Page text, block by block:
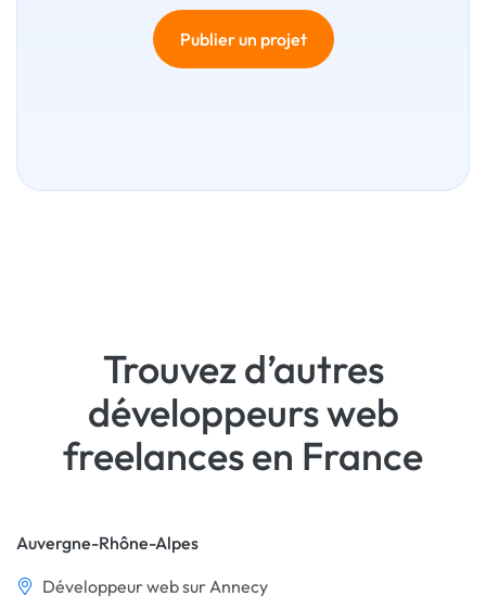
Publier un projet
Trouvez d’autres
développeurs web
freelances en France
Auvergne-Rhône-Alpes
Développeur web sur Annecy